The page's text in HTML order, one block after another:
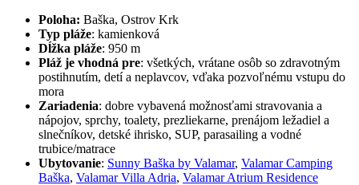
Poloha: Baška, Ostrov Krk
Typ pláže: kamienková
Dĺžka pláže: 950 m
Pláž je vhodná pre: všetkých, vrátane osôb so zdravotným
postihnutím, detí a neplavcov, vďaka pozvoľnému vstupu do
mora
Zariadenia: dobre vybavená možnosťami stravovania a
nápojov, sprchy, toalety, prezliekarne, prenájom ležadiel a
slnečníkov, detské ihrisko, SUP, parasailing a vodné
trubice/matrace
Ubytovanie: Sunny Baška by Valamar, Valamar Camping
Baška, Valamar Villa Adria, Valamar Atrium Residence